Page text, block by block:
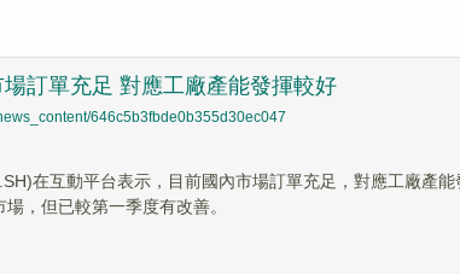
訂單充足 對應工廠產能發揮較好
646c5b3fbde0b355d30ec047
在互動平台表示，目前國內市場訂單充足，對應工廠產
，但已較第一季度有改善。